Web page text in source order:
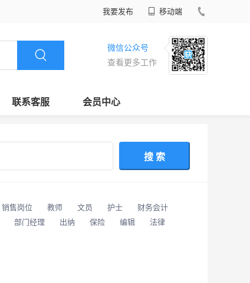
我要发布 移动端
微信公众号
查看更多工作
联系客服 会员中心
搜 索
销售岗位 教师 文员 护士
财务会计
部门经理 出纳 保险 编辑
法律